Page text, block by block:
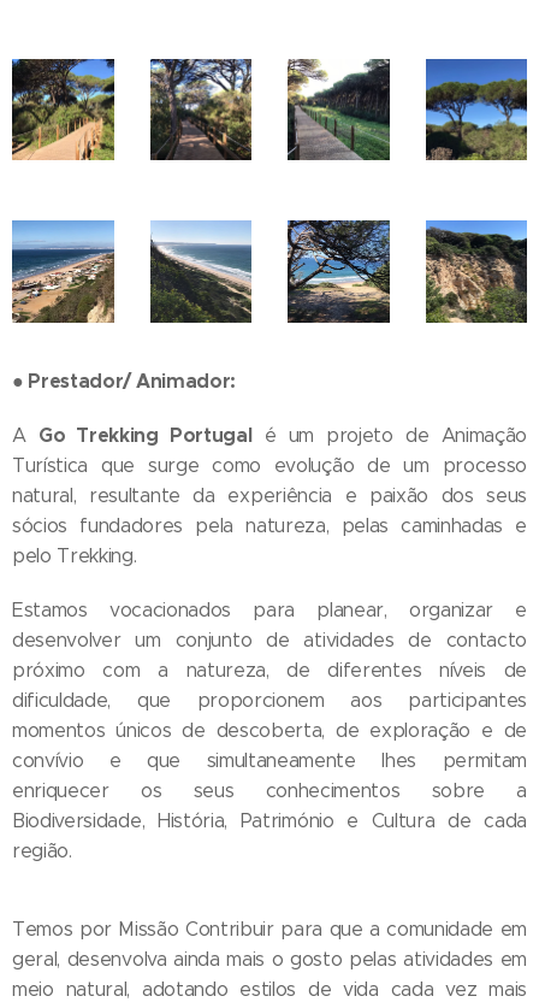
● Prestador/ Animador:
A Go Trekking Portugalé um projeto de Animação
Turística que surge como evolução de um processo
natural, resultante da experiência e paixão dos seus
sócios fundadores pela natureza, pelas caminhadas e
pelo Trekking.
Estamos vocacionados para planear, organizar e
desenvolver um conjunto de atividades de contacto
próximo com a natureza, de diferentes níveis de
dificuldade, que proporcionem aos participantes
momentos únicos de descoberta, de exploração e de
convívio e que simultaneamente lhes permitam
enriquecer os seus conhecimentos sobre a
Biodiversidade, História, Património e Cultura de cada
região.
Temos por Missão Contribuir para que a comunidade em
geral, desenvolva ainda mais o gosto pelas atividades em
meio natural, adotando estilos de vida cada vez mais